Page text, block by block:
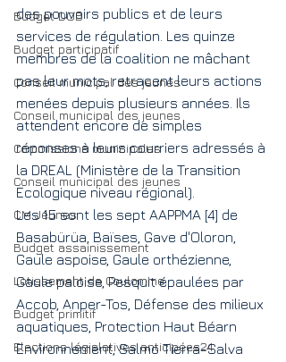
Budget DOB
Budget participatif
Conseil municipal des jeunes
Conseil municipal des jeunes
Commissions municipales
Conseil municipal des jeunes
CM Jeunes
Budget assainissement
Lotissement de Coulomme
Budget primitif
Elections législatives anticipées24
des pouvoirs publics et de leurs
services de régulation. Les quinze
membres de la coalition ne mâchant
pas leur mots, retracent leurs actions
menées depuis plusieurs années. Ils
attendent encore de simples
réponses à leurs courriers adressés à
la DREAL (Ministère de la Transition
Ecologique niveau régional).
Les 15 sont les sept AAPPMA [4] de
Basabürüa, Baïses, Gave d'Oloron,
Gaule aspoise, Gaule orthézienne,
Gaule paloise, Pesquit épaulées par
Accob, Anper-Tos, Défense des milieux
aquatiques, Protection Haut Béarn
Environnement, Salmo Tierra-Salva